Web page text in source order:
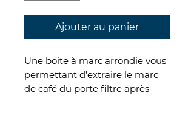
Ajouter au panier
Une boite à marc arrondie vous
permettant d’extraire le marc
de café du porte filtre après